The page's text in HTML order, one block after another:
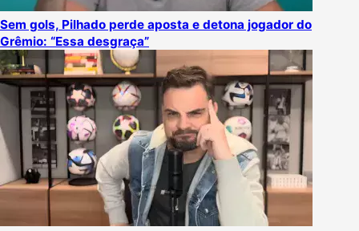
Sem gols, Pilhado perde aposta e detona jogador do
Grêmio: “Essa desgraça”